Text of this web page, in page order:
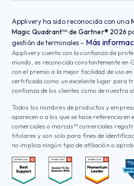
Applivery ha sido reconocida con una
Magic Quadrant™ de Gartner® 2026
gestión de terminales – Más
Applivery cuenta con la confianza de
mundo, es reconocida constantemente en
con el premio a la mejor facilidad de uso
certificada como un excelente lugar para
confianza de los clientes como de nuestra
Todos los nombres de productos y
aparecen o a los que se hace referencia
comerciales o marcas™ comerciales
titulares y son solo para fines de
no implica ningún tipo de afiliación o